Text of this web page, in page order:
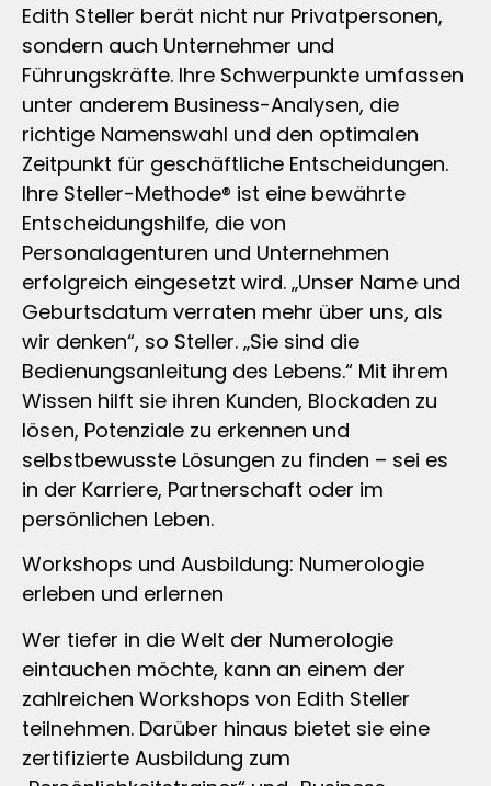
Edith Steller berät nicht nur Privatpersonen,
sondern auch Unternehmer und
Führungskräfte. Ihre Schwerpunkte umfassen
unter anderem Business-Analysen, die
richtige Namenswahl und den optimalen
Zeitpunkt für geschäftliche Entscheidungen.
Ihre Steller-Methode® ist eine bewährte
Entscheidungshilfe, die von
Personalagenturen und Unternehmen
erfolgreich eingesetzt wird. „Unser Name und
Geburtsdatum verraten mehr über uns, als
wir denken“, so Steller. „Sie sind die
Bedienungsanleitung des Lebens.“ Mit ihrem
Wissen hilft sie ihren Kunden, Blockaden zu
lösen, Potenziale zu erkennen und
selbstbewusste Lösungen zu finden – sei es
in der Karriere, Partnerschaft oder im
persönlichen Leben.
Workshops und Ausbildung: Numerologie
erleben und erlernen
Wer tiefer in die Welt der Numerologie
eintauchen möchte, kann an einem der
zahlreichen Workshops von Edith Steller
teilnehmen. Darüber hinaus bietet sie eine
zertifizierte Ausbildung zum